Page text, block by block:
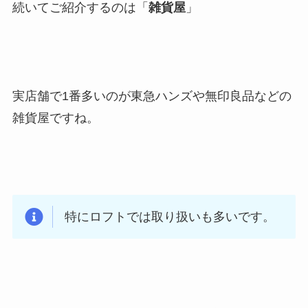
続いてご紹介するのは「 雑貨屋」
実店舗で1番多いのが東急ハンズや無印良品などの
雑貨屋ですね。
特にロフトでは取り扱いも多いです。